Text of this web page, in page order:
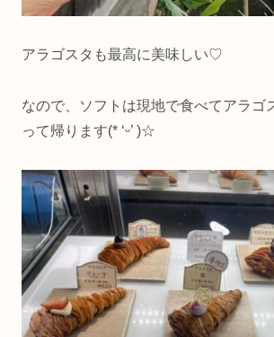
アラゴスタも最高に美味しい♡
なので、ソフトは現地で食べてアラゴ
って帰ります(* ‘ᵕ’ )☆